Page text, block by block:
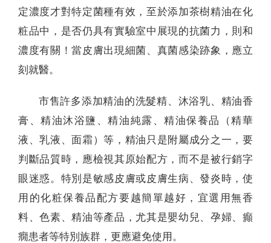
定濃度才對特定菌種有效，至於添加茶樹精油在化
粧品中，是否仍具有實驗室中展現的抗菌力，則和
濃度有關！當皮膚出現細菌、真菌感染跡象，應立
刻就醫。
市售許多添加精油的洗髮精、沐浴乳、精油香
膏、精油沐浴鹽、精油純露、精油保養品（精華
液、乳液、面霜）等，精油只是附屬成分之一，要
判斷品質時，應檢視其原始配方，而不是被行銷字
眼迷惑。特別是敏感皮膚或皮膚生病、發炎時，使
用的化粧保養品配方要越簡單越好，宜選用無香
料、色素、精油等產品，尤其是嬰幼兒、孕婦、癲
癇患者等特別族群，更應避免使用。